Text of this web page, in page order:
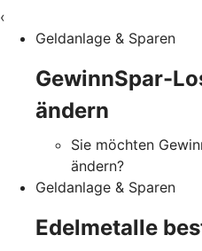
‹
Geldanlage & Sparen
GewinnSpar-
ändern
Sie möchten
ändern?
Geldanlage & Sparen
Edelmetalle